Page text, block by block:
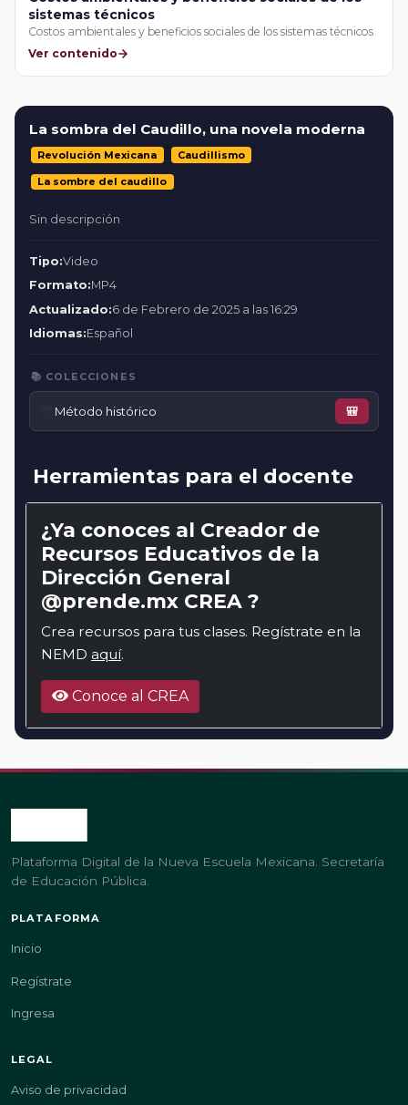
sistemas técnicos
Costos ambientales y beneficios sociales de los sistemas técnicos
Ver contenido
La sombra del Caudillo, una novela moderna
Revolución Mexicana Caudillismo
La sombre del caudillo
Sin descripción
Tipo:Video
Formato:MP4
Actualizado:6 de Febrero de 2025 a las 16:29
Idiomas:Español
📚 COLECCIONES
Método histórico 🎒
Herramientas para el docente
¿Ya conoces al Creador de
Recursos Educativos de la
Dirección General
@prende.mx CREA ?
Crea recursos para tus clases. Regístrate en la
NEMD aquí.
Conoce al CREA
Plataforma Digital de la Nueva Escuela Mexicana. Secretaría
de Educación Pública.
PLATAFORMA
Inicio
Regístrate
Ingresa
LEGAL
Aviso de privacidad